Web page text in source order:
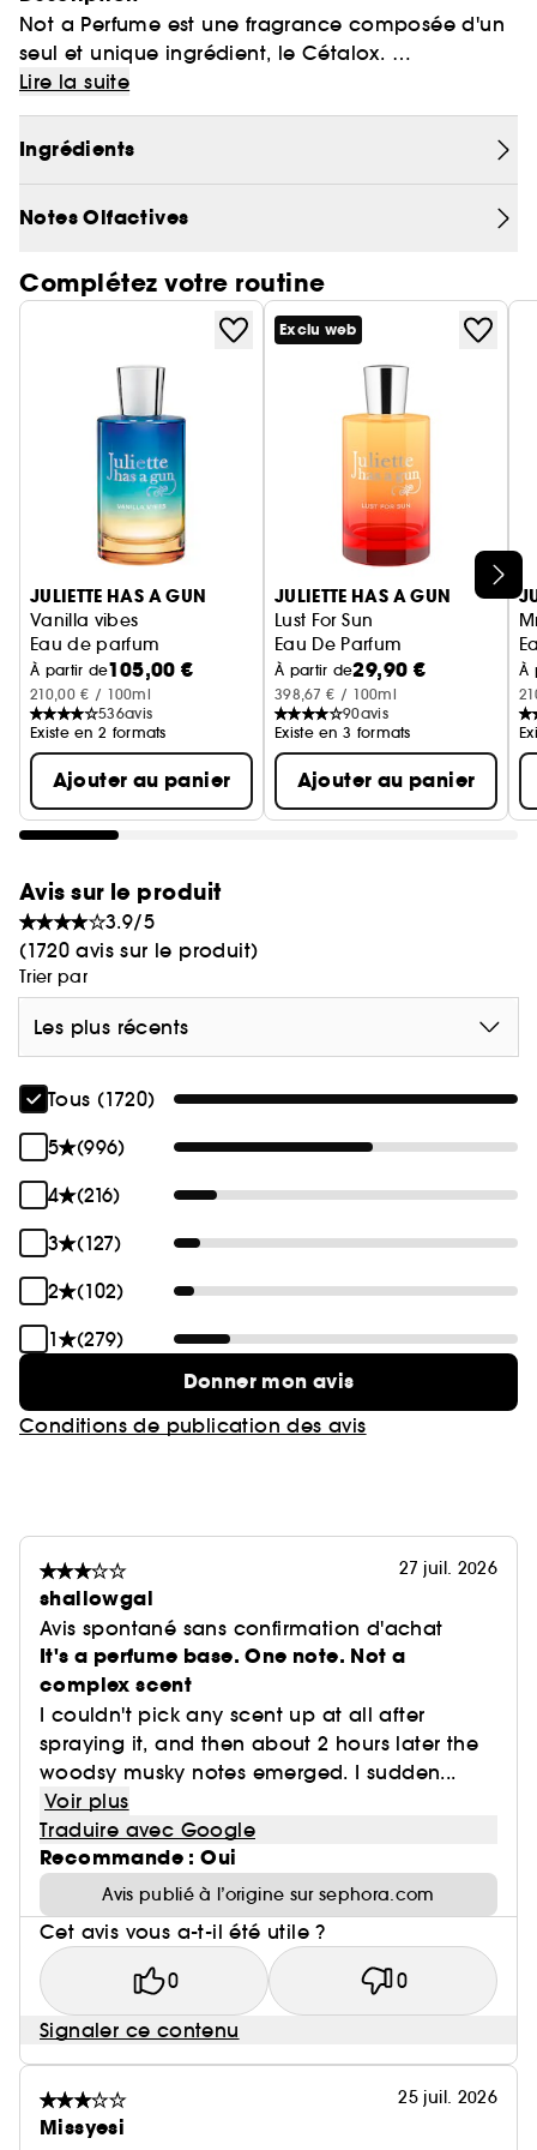
Not a Perfume est une fragrance composée d'un
seul et unique ingrédient, le Cétalox.
Habituellement relégué au second rôle dans les
formules, il joue ici le rôle principal...Le résultat
est minimaliste, élégant, pur. Unique.
Un des avantages de sa formule est qu'il ne
Lire la suite
Ingrédients
Notes Olfactives
Complétez votre routine
Ignorer le carrousel produits
JULIETTE HAS A GUN
Vanilla vibes
Eau de parfum
À partir de105,00 €
210,00 € / 100ml
536avis
Existe en 2 formats
Ajouter au panier
Exclu web
JULIETTE HAS A GUN
Lust For Sun
Eau De Parfum
À partir de29,90 €
398,67 € / 100ml
90avis
Existe en 3 formats
Ajouter au panier
À
Avis sur le produit
3.9/5
(1720 avis sur le produit)
Trier par
Les plus récents
Tous (1720)
5
(996)
4
(216)
3
(127)
2
(102)
1
(279)
Donner mon avis
Conditions de publication des avis
27 juil. 2026
shallowgal
Avis spontané sans confirmation d'achat
It's a perfume base. One note. Not a
complex scent
I couldn't pick any scent up at all after
spraying it, and then about 2 hours later the
woodsy musky notes emerged. I sudden...
Voir plus
Traduire avec Google
Recommande : Oui
Avis publié à l’origine sur sephora.com
Cet avis vous a-t-il été utile ?
0 0
Signaler ce contenu
25 juil. 2026
Missyesi